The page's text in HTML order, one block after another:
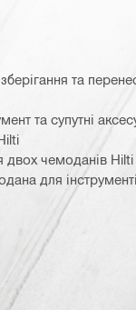
та
та супутні
чемоданів Hilti
для